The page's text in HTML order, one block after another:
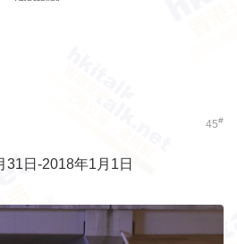
45#
日-2018年1月1日